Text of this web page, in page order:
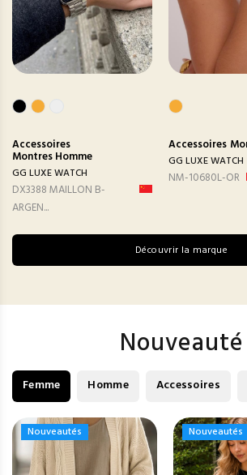
Accessoires
Montres Homme
GG LUXE WATCH
DX3388 MAILLON B-
ARGEN...
Accessoires
GG LUXE WATCH
NM-10680L-OR
Découvrir la marque
Nouveauté
Femme Homme Accessoires
Nouveautés
Nouveautés Nouveautés
Nouveautés